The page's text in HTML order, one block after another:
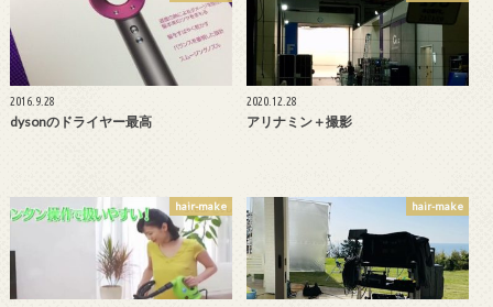
2016.9.28
dysonのドライヤー最高
2020.12.28
アリナミン＋撮影
hair-make hair-make